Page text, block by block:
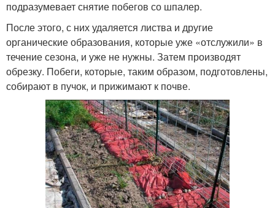
подразумевает снятие побегов со шпалер.
После этого, с них удаляется листва и другие
органические образования, которые уже «отслужили» в
течение сезона, и уже не нужны. Затем производят
обрезку. Побеги, которые, таким образом, подготовлены,
собирают в пучок, и прижимают к почве.